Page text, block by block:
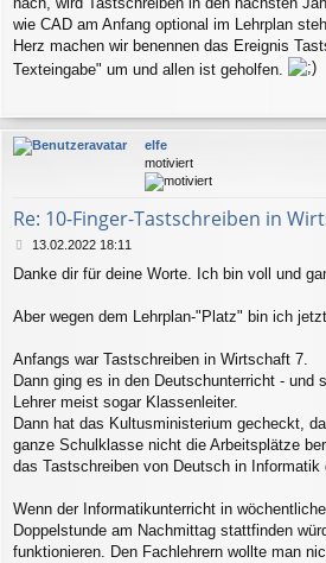
wie CAD am Anfang optional im Lehrplan
Herz machen wir benennen das Ereignis
Texteingabe" um und allen ist geholfen.
elfe
motiviert
Re: 10-Finger-Tastschreiben in
B
i
r
g
13.02.2022 18:11
Danke dir für deine Worte. Ich bin voll und
Aber wegen dem Lehrplan-"Platz" bin ich
Anfangs war Tastschreiben in Wirtschaft 7.
Dann ging es in den Deutschunterricht - und
Lehrer meist sogar Klassenleiter.
Dann hat das Kultusministerium gecheckt,
ganze Schulklasse nicht die Arbeitsplätze
das Tastschreiben von Deutsch in Informatik
Wenn der Informatikunterricht in
Doppelstunde am Nachmittag stattfinden
funktionieren. Den Fachlehrern wollte man